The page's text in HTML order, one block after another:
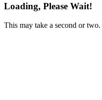
Loading, Please Wait!
This may take a second or two.